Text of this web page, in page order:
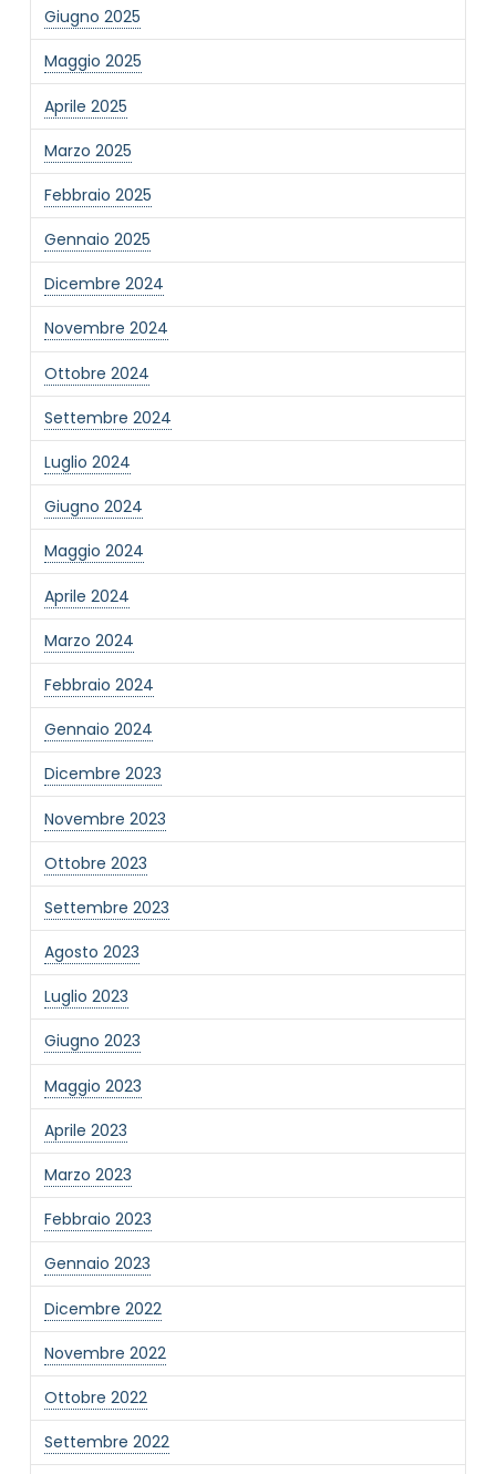
Giugno 2025
Maggio 2025
Aprile 2025
Marzo 2025
Febbraio 2025
Gennaio 2025
Dicembre 2024
Novembre 2024
Ottobre 2024
Settembre 2024
Luglio 2024
Giugno 2024
Maggio 2024
Aprile 2024
Marzo 2024
Febbraio 2024
Gennaio 2024
Dicembre 2023
Novembre 2023
Ottobre 2023
Settembre 2023
Agosto 2023
Luglio 2023
Giugno 2023
Maggio 2023
Aprile 2023
Marzo 2023
Febbraio 2023
Gennaio 2023
Dicembre 2022
Novembre 2022
Ottobre 2022
Settembre 2022
NOME STRUTTURA*
MAIL REFERENTE*
MOTIVO DEL CONTATTO*
Informativa Privacy
Ho preso visione dell'informativa privacy
Privacy Policy completa
Newsletter
Desidero rimanere aggiornato sulle ultime
novità dell'Associazione tramite l'iscrizione alla
newsletter
Invia